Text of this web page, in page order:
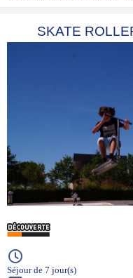
SKATE
Séjour de 7 jour(s)